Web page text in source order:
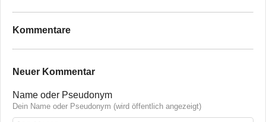
Kommentare
Neuer Kommentar
Name oder Pseudonym
Dein Name oder Pseudonym (wird öffentlich angezeigt)